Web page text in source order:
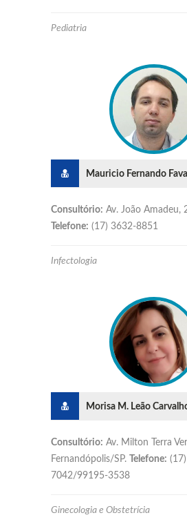
Pediatria
Mauricio Fernando
Consultório: Av. João Amadeu,
Telefone: (17) 3632-8851
Infectologia
Morisa M. Leão
Consultório: Av. Milton Terra
Fernandópolis/SP.
Telefone:
7042/99195-3538
Ginecologia e Obstetrícia